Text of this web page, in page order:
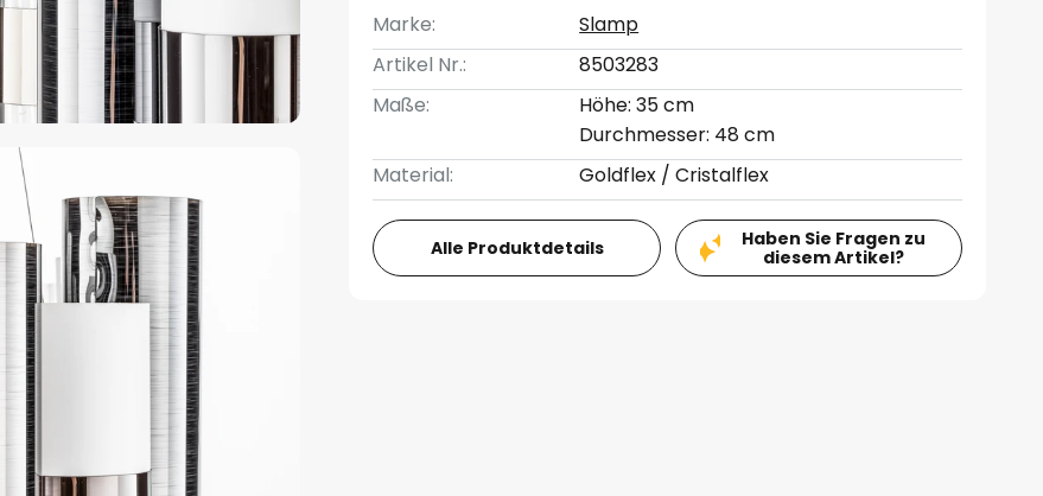
Marke:
Slamp
Artikel Nr.:
8503283
Maße:
Höhe: 35 cm
Durchmesser: 48 cm
Material:
Goldflex / Cristalflex
Alle Produktdetails
Haben Sie Fragen zu
diesem Artikel?